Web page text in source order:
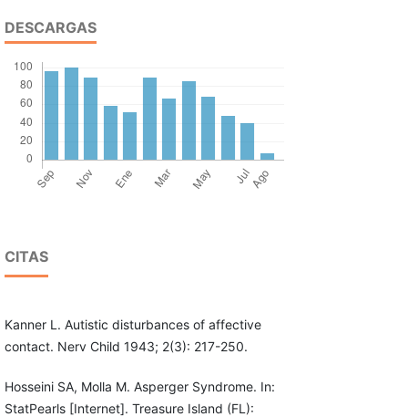
DESCARGAS
CITAS
Kanner L. Autistic disturbances of affective
contact. Nerv Child 1943; 2(3): 217-250.
Hosseini SA, Molla M. Asperger Syndrome. In:
StatPearls [Internet]. Treasure Island (FL):